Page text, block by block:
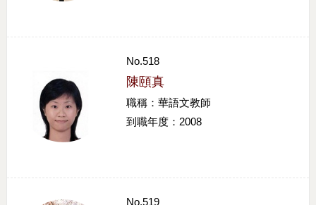
No.518
陳頤真
職稱：華語文教師
到職年度：2008
No.519